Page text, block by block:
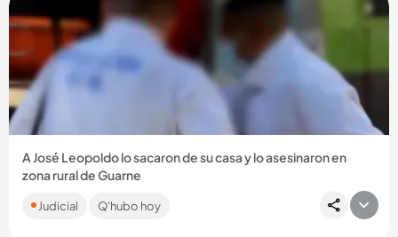
Compartir Noticia
A José Leopoldo lo sacaron de su casa y lo asesinaron en
zona rural de Guarne
José Leopoldo Pamplona Agudelo habría sido amenazado
por presuntamente vender droga sin autorización de un
Judicial Q'hubo hoy